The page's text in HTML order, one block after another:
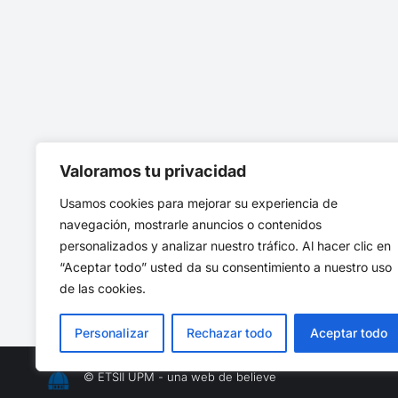
Valoramos tu privacidad
Usamos cookies para mejorar su experiencia de
navegación, mostrarle anuncios o contenidos
personalizados y analizar nuestro tráfico. Al hacer clic en
“Aceptar todo” usted da su consentimiento a nuestro uso
de las cookies.
Personalizar Rechazar todo Aceptar todo
© ETSII UPM - una web debelieve